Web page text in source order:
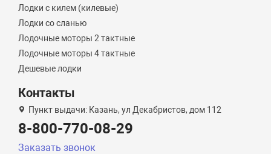
Лодки с килем (килевые)
Лодки со сланью
Лодочные моторы 2 тактные
Лодочные моторы 4 тактные
Дешевые лодки
Контакты
Пункт выдачи: Казань, ул Декабристов, дом 112
8-800-770-08-29
Заказать звонок